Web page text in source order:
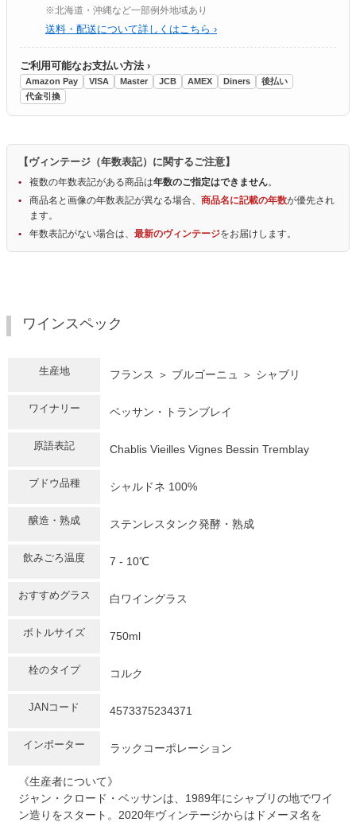
※北海道・沖縄など一部例外地域あり
送料・配送について詳しくはこちら ›
ご利用可能なお支払い方法 ›
Amazon Pay VISA Master JCB AMEX Diners
後払い
代金引換
【ヴィンテージ（年数表記）に関するご注意】
複数の年数表記がある商品は年数のご指定はできません。
商品名と画像の年数表記が異なる場合、 商品名に記載の年数が優先され
ます。
年数表記がない場合は、 最新のヴィンテージをお届けします。
ワインスペック
生産地 フランス ＞ ブルゴーニュ ＞ シャブリ
ワイナリー ベッサン・トランブレイ
原語表記 Chablis Vieilles Vignes Bessin Tremblay
ブドウ品種 シャルドネ 100%
醸造・熟成 ステンレスタンク発酵・熟成
飲みごろ温度 7 - 10℃
おすすめグラス 白ワイングラス
ボトルサイズ 750ml
栓のタイプ コルク
JANコード 4573375234371
インポーター ラックコーポレーション
《生産者について》
ジャン・クロード・ベッサンは、1989年にシャブリの地でワイ
ン造りをスタート。2020年ヴィンテージからはドメーヌ名を